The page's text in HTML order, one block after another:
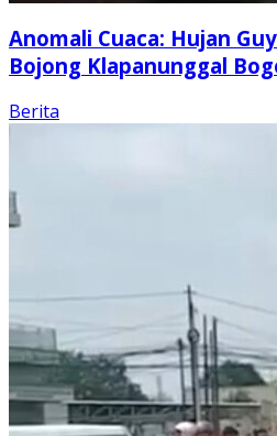
Anomali Cuaca: Hujan
Bojong Klapanunggal
Berita